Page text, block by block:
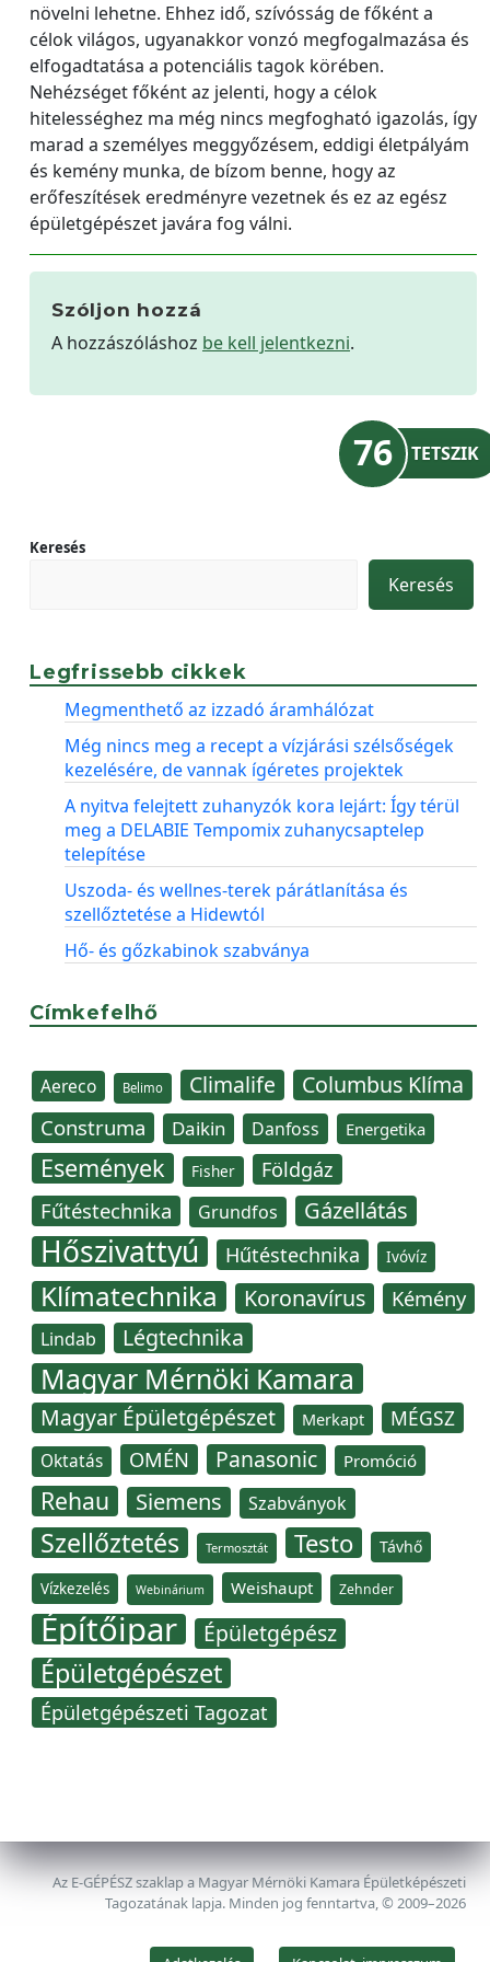
növelni lehetne. Ehhez idő, szívósság de főként a
célok világos, ugyanakkor vonzó megfogalmazása és
elfogadtatása a potenciális tagok körében.
Nehézséget főként az jelenti, hogy a célok
hitelességhez ma még nincs megfogható igazolás, így
marad a személyes meggyőzésem, eddigi életpályám
és kemény munka, de bízom benne, hogy az
erőfeszítések eredményre vezetnek és ez az egész
épületgépészet javára fog válni.
Szóljon hozzá
A hozzászóláshoz be kell jelentkezni.
76 TETSZIK
Keresés
Keresés
Legfrissebb cikkek
Megmenthető az izzadó áramhálózat
Még nincs meg a recept a vízjárási szélsőségek
kezelésére, de vannak ígéretes projektek
A nyitva felejtett zuhanyzók kora lejárt: Így térül
meg a DELABIE Tempomix zuhanycsaptelep
telepítése
Uszoda- és wellnes-terek párátlanítása és
szellőztetése a Hidewtól
Hő- és gőzkabinok szabványa
Címkefelhő
Aereco Belimo Climalife Columbus Klíma
Construma Daikin Danfoss Energetika
Események Fisher Földgáz
Fűtéstechnika Grundfos Gázellátás
Hőszivattyú Hűtéstechnika Ivóvíz
Klímatechnika Koronavírus Kémény
Lindab Légtechnika
Magyar Mérnöki Kamara
Magyar Épületgépészet Merkapt MÉGSZ
Oktatás OMÉN Panasonic Promóció
Rehau Siemens Szabványok
Szellőztetés Termosztát Testo Távhő
Vízkezelés Webinárium Weishaupt Zehnder
Építőipar Épületgépész
Épületgépészet
Épületgépészeti Tagozat
Az E-GÉPÉSZ szaklap a Magyar Mérnöki Kamara Épületképészeti
Tagozatának lapja. Minden jog fenntartva, © 2009–2026